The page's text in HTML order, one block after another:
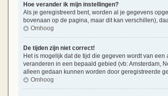
Hoe verander ik mijn instellingen?
Als je geregistreerd bent, worden al je gegevens
bovenaan op de pagina, maar dit kan verschillen),
Omhoog
De tijden zijn niet correct!
Het is mogelijk dat de tijd die gegeven wordt van
veranderen in een bepaald gebied (vb: Amsterdam,
alleen gedaan kunnen worden door geregistreerde
Omhoog